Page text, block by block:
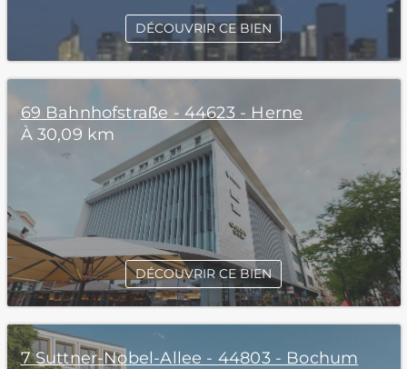
DÉCOUVRIR CE BIEN
69 Bahnhofstraße - 44623 - Herne
À 30,09 km
DÉCOUVRIR CE BIEN
7 Suttner-Nobel-Allee - 44803 - Bochum